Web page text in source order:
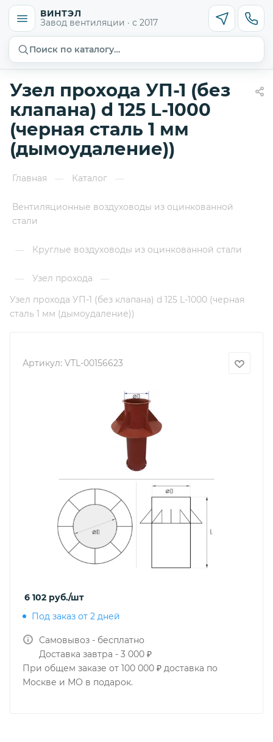
ВИНТЭЛ
Завод вентиляции · с 2017
Поиск по каталогу…
Узел прохода УП-1 (без
клапана) d 125 L-1000
(черная сталь 1 мм
(дымоудаление))
Главная — Каталог —
Вентиляционные воздуховоды из оцинкованной
стали
— Круглые воздуховоды из оцинкованной стали
— Узел прохода
—
Узел прохода УП-1 (без клапана) d 125 L-1000 (черная
сталь 1 мм (дымоудаление))
Артикул: VTL-00156623
6 102 руб./шт
Под заказ от 2 дней
Самовывоз - бесплатно
Доставка завтра - 3 000 ₽
При общем заказе от 100 000 ₽ доставка по
Москве и МО в подарок.